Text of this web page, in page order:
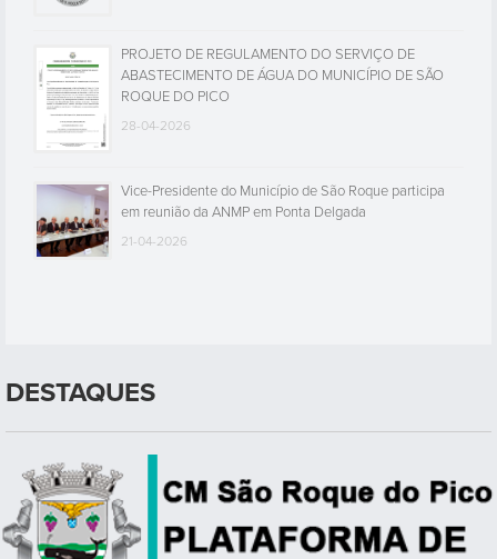
PROJETO DE REGULAMENTO DO SERVIÇO DE
ABASTECIMENTO DE ÁGUA DO MUNICÍPIO DE SÃO
ROQUE DO PICO
28-04-2026
Vice-Presidente do Município de São Roque participa
em reunião da ANMP em Ponta Delgada
21-04-2026
DESTAQUES